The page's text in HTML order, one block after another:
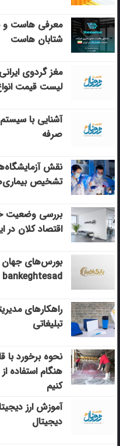
معرفی هاست و
شتابان هاست
مغز گردوی
لیست قیمت
آشنایی با
صرفه
نقش
تشخیص
بررسی وضعیت
اقتصاد کلان در
بورس‌های جهان
bankeghtesad
راهکارهای
تبلیغاتی
نحوه برخورد با
هنگام استفاده
کنیم
آموزش ارز
دیجیتال